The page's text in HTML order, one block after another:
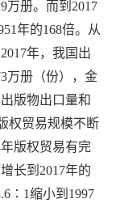
万册。而到2017
年的168倍。从
年，我国出
万册（份），金
版物出口量和
权贸易规模不断
版权贸易有完
长到2017年的
缩小到1997